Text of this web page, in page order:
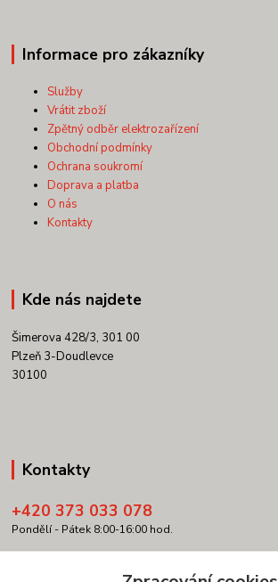
Informace pro zákazníky
Služby
Vrátit zboží
Zpětný odběr elektrozařízení
Obchodní podmínky
Ochrana soukromí
Doprava a platba
O nás
Kontakty
Kde nás najdete
Šimerova 428/3, 301 00
Plzeň 3-Doudlevce
30100
Kontakty
+420 373 033 078
Pondělí - Pátek 8:00-16:00 hod.